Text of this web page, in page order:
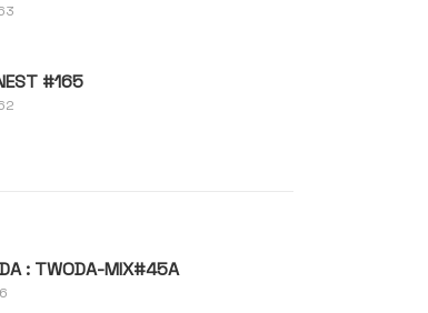
#165
: TWODA-MIX#45A